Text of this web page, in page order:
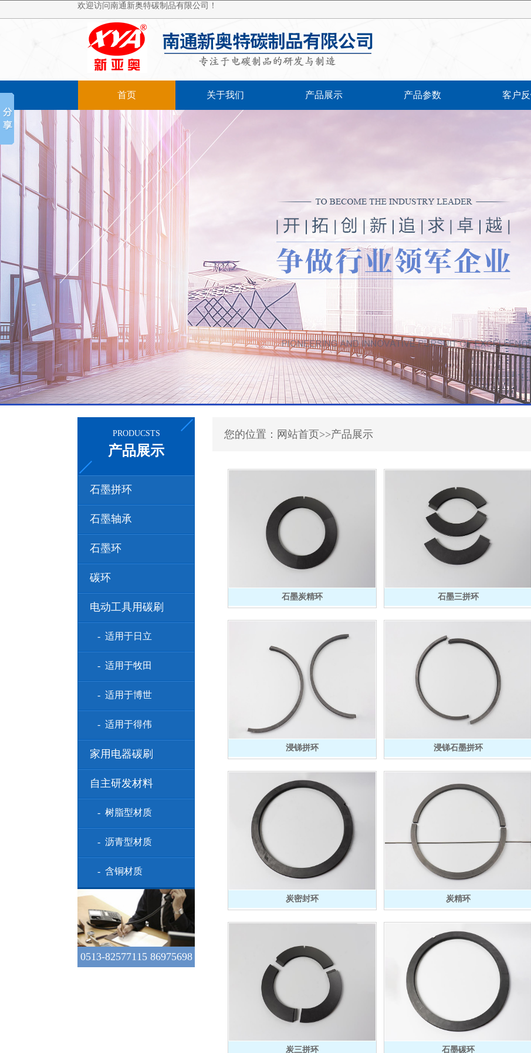
欢迎访问南通新奥特碳制品有限公司！
首页 关于我们 产品展示 产品参数 客户
PRODUCSTS
产品展示
石墨拼环
石墨轴承
石墨环
碳环
电动工具用碳刷
- 适用于日立
- 适用于牧田
- 适用于博世
- 适用于得伟
家用电器碳刷
自主研发材料
- 树脂型材质
- 沥青型材质
- 含铜材质
0513-82577115 86975698
您的位置：网站首页>>产品展示
石墨炭精环 石墨三拼环
浸锑拼环 浸锑石墨拼环
炭密封环 炭精环
炭三拼环 石墨碳环